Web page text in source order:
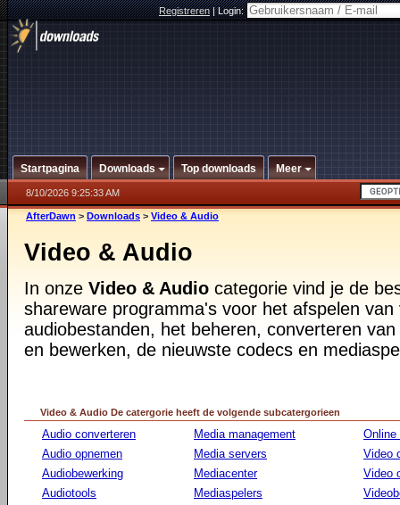
Registreren|Login:
Startpagina Downloads Top downloads Meer
8/10/2026 9:25:33 AM
AfterDawn > Downloads > Video & Audio
Video & Audio
In onze Video & Audio categorie vind je de
shareware programma's voor het afspelen van
audiobestanden, het beheren, converteren
en bewerken, de nieuwste codecs en
Video & Audio De catergorie heeft de volgende subcatergorieen
Audio converteren
Audio opnemen
Audiobewerking
Audiotools
Media management
Media servers
Mediacenter
Mediaspelers
Online
Video
Video